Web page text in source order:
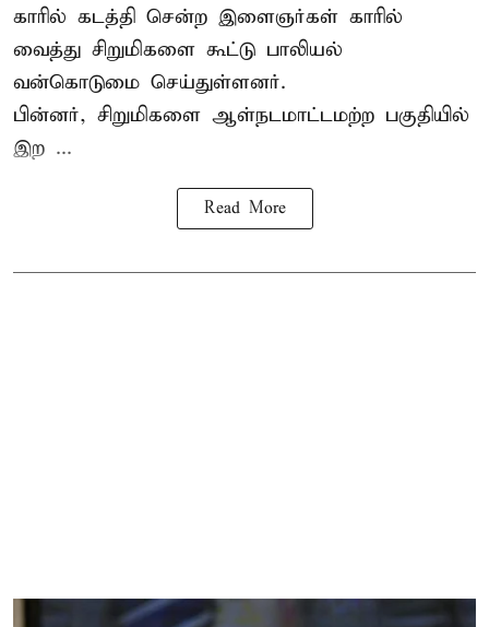
காரில் கடத்தி சென்ற இளைஞர்கள் காரில்
வைத்து சிறுமிகளை கூட்டு பாலியல்
வன்கொடுமை செய்துள்ளனர்.
பின்னர், சிறுமிகளை ஆள்நடமாட்டமற்ற பகுதியில்
இற ...
Read More